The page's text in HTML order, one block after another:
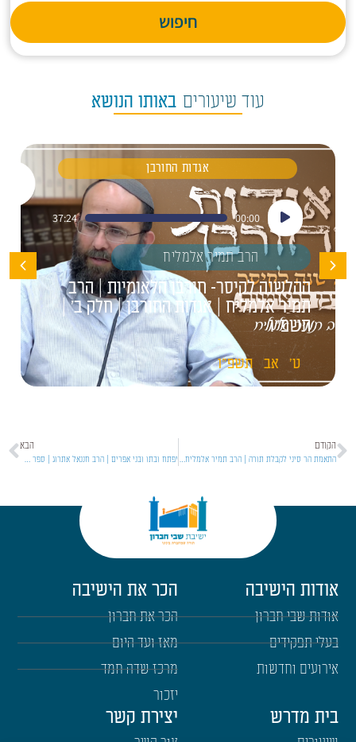
חיפוש
עוד שיעורים באותו הנושא
אגדות החורבן
נגן
אודיו
00:00
37:24
הרב תמיר אלמליח
ההלשנה לקיסר- חורבן הלאומיות | הרב
תמיר אלמליח | אגדות החורבן | חלק ב' |
תשפ"ו
ט' אב תשפ"ו
הקודם
התאמת הר סיני לקבלת תורה | הרב תמיר אלמליח | חובת הלבבות | תשפ"ו [9]
הבא
יפתח ובתו ובני אפרים | הרב חננאל אתרוג | ספר שופטים | תשפ"ו [28]
אודות הישיבה
אודות שבי חברון
בעלי תפקידים
אירועים וחדשות
הכר את הישיבה
הכר את חברון
מאז ועד היום
מרכז שדה חמד
יזכור
בית מדרש יצירת קשר